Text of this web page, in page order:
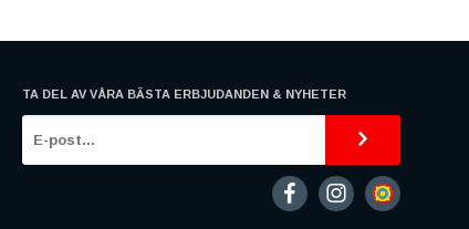
TA DEL AV VÅRA BÄSTA ERBJUDANDEN & NYHETER